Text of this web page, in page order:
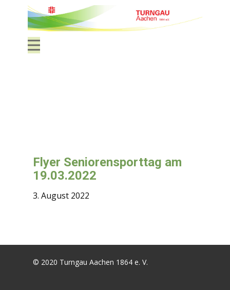
Flyer Seniorensporttag am
19.03.2022
3. August 2022
© 2020 Turngau Aachen 1864 e. V.